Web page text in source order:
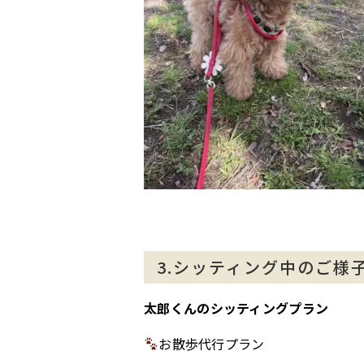
3.シッティング中のご様
太郎くんのシッティングプラン
お散歩代行プラン